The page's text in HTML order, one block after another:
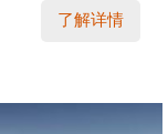
了解详情